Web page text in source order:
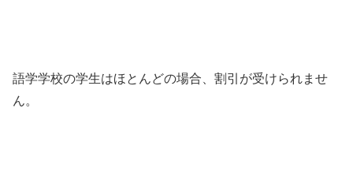
語学学校の学生はほとんどの場合、割引が受けられませ
ん。